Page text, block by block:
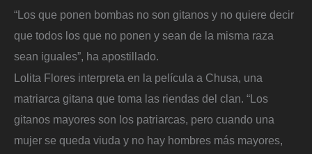
“Los que ponen bombas no son gitanos y no quiere decir
que todos los que no ponen y sean de la misma raza
sean iguales”, ha apostillado.
Lolita Flores interpreta en la película a Chusa, una
matriarca gitana que toma las riendas del clan. “Los
gitanos mayores son los patriarcas, pero cuando una
mujer se queda viuda y no hay hombres más mayores,